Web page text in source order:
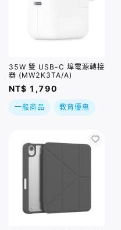
35W 雙 USB-C 埠電源轉接
器 (MW2K3TA/A)
NT$ 1,790
一般商品 教育優惠